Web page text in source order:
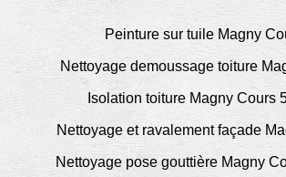
Peinture sur tuile Magny
Nettoyage demoussage toiture
Isolation toiture Magny Cours
Nettoyage et ravalement façade
Nettoyage pose gouttière Magny